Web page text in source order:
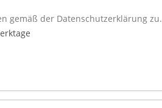
gemäß der Datenschutzerklärungzu.